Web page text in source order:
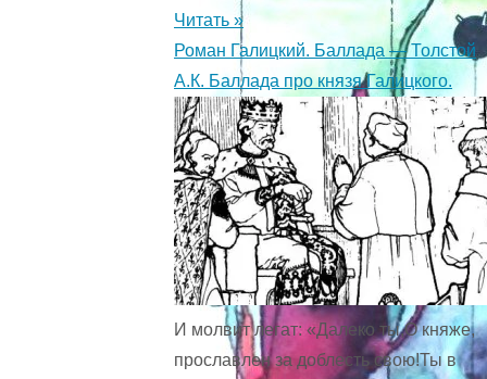
Читать »
Роман Галицкий. Баллада — Толстой
А.К. Баллада про князя Галицкого.
И молвит легат: «Далеко ты,О княже,
прославлен за доблесть свою!Ты в